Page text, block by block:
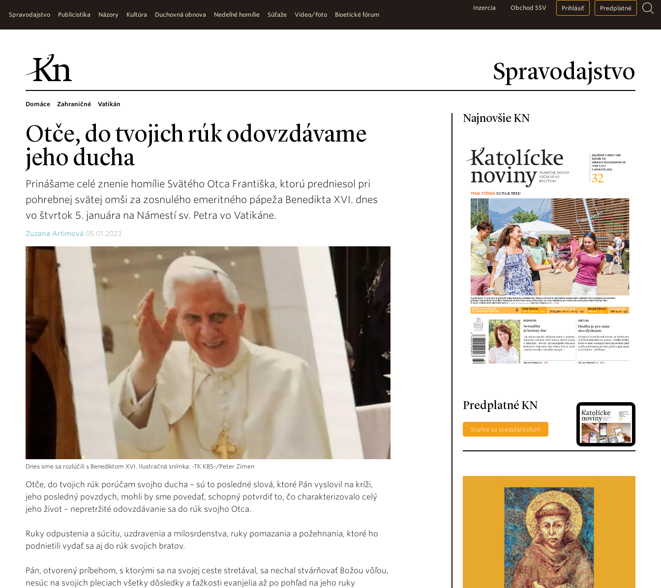
Spravodajstvo
Spravodajstvo Publicistika Názory Kultúra Duchovná obnova Nedeľné homílie Súťaže Video/Foto Bioetické fórum
Inzercia Obchod SSV Prihlásiť Predplatné
Domáce Zahraničné Vatikán
Otče, do tvojich rúk odovzdávame
jeho ducha
Prinášame celé znenie homílie Svätého Otca Františka, ktorú predniesol pri
pohrebnej svätej omši za zosnulého emeritného pápeža Benedikta XVI. dnes
vo štvrtok 5. januára na Námestí sv. Petra vo Vatikáne.
Zuzana Artimová 05.01.2023
Dnes sme sa rozlúčili s Benediktom XVI. Ilustračná snímka: -TK KBS-/Peter Zimen
Otče, do tvojich rúk porúčam svojho ducha – sú to posledné slová, ktoré Pán vyslovil na kríži,
jeho posledný povzdych, mohli by sme povedať, schopný potvrdiť to, čo charakterizovalo celý
jeho život – nepretržité odovzdávanie sa do rúk svojho Otca.
Ruky odpustenia a súcitu, uzdravenia a milosrdenstva, ruky pomazania a požehnania, ktoré ho
podnietili vydať sa aj do rúk svojich bratov.
Pán, otvorený príbehom, s ktorými sa na svojej ceste stretával, sa nechal stvárňovať Božou vôľou,
nesúc na svojich pleciach všetky dôsledky a ťažkosti evanjelia až po pohľad na jeho ruky
Najnovšie KN
Predplatné KN
Staňte sa predplatiteľom